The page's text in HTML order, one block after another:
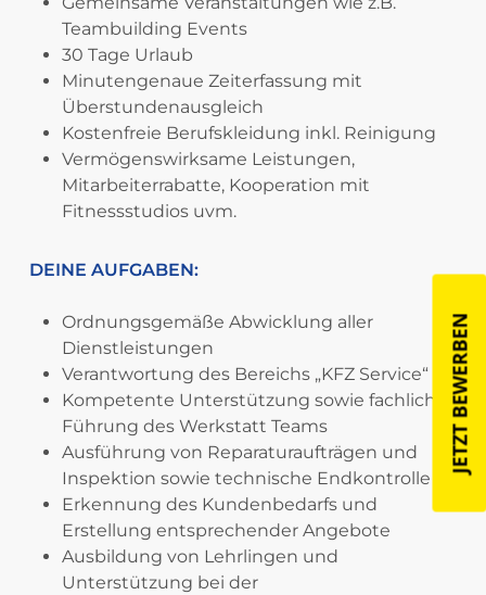
Teambuilding Events
30 Tage Urlaub
Minutengenaue Zeiterfassung mit
Überstundenausgleich
Kostenfreie Berufskleidung inkl. Reinigung
Vermögenswirksame Leistungen,
Mitarbeiterrabatte, Kooperation mit
Fitnessstudios uvm.
DEINE AUFGABEN:
Ordnungsgemäße Abwicklung aller
Dienstleistungen
Verantwortung des Bereichs „KFZ Service“
Kompetente Unterstützung sowie fachliche
Führung des Werkstatt Teams
Ausführung von Reparaturaufträgen und
Inspektion sowie technische Endkontrolle
Erkennung des Kundenbedarfs und
Erstellung entsprechender Angebote
Ausbildung von Lehrlingen und
Unterstützung bei der
JETZT BEWERBEN